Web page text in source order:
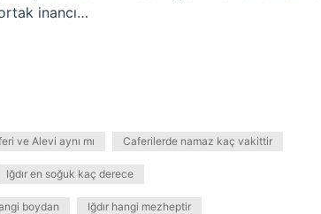
inancı…
ve Alevi aynı mı Caferilerde namaz kaç vakittir
Iğdır en soğuk kaç derece
boydan Iğdır hangi mezheptir